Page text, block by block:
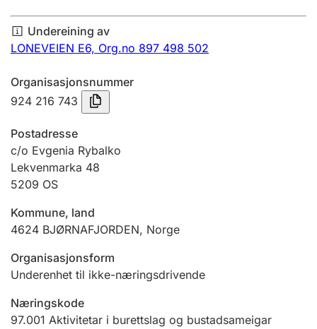
Årsrekneskap
Innsending og forseinkingsgebyr
Tinglysing
Jeger
Betaling og jegeravgiftskort
Ektepaktrettleiaren
Andre tema
Undereining av
LONEVEIEN E6, Org.no 897 498 502
Organisasjonsnummer
924 216 743
Postadresse
c/o Evgenia Rybalko
Lekvenmarka 48
5209 OS
Kommune, land
4624 BJØRNAFJORDEN, Norge
Organisasjonsform
Underenhet til ikke-næringsdrivende
Næringskode
97.001 Aktivitetar i burettslag og bustadsameigar